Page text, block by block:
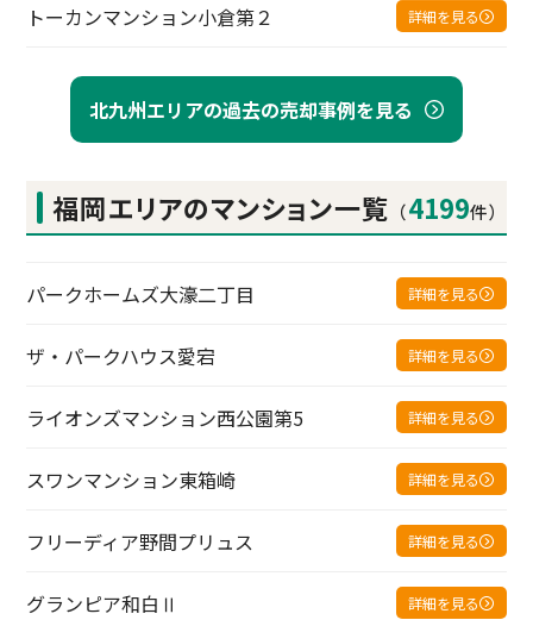
北九州エリアの過去の売却事例を見る
トーカンマンション小倉第２ 詳細を見る
福岡エリアのマンション一覧 （4199件）
パークホームズ大濠二丁目 詳細を見る
ザ・パークハウス愛宕 詳細を見る
ライオンズマンション西公園第5 詳細を見る
スワンマンション東箱崎 詳細を見る
フリーディア野間プリュス 詳細を見る
グランピア和白Ⅱ 詳細を見る